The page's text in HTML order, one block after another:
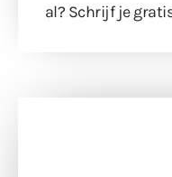
al? Schrijf je